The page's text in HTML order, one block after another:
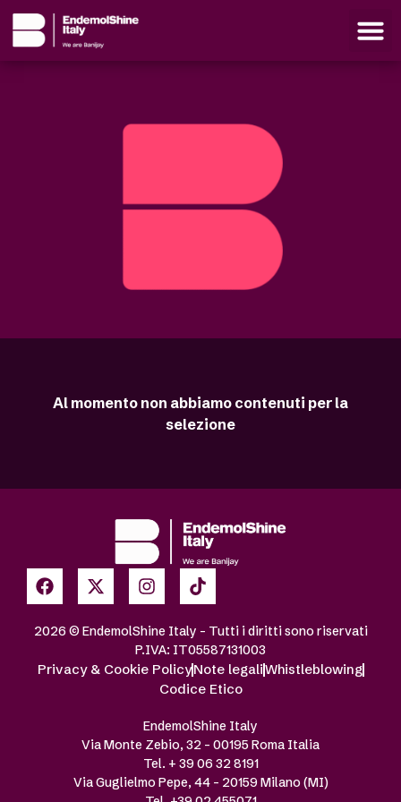
Al momento non abbiamo contenuti per la
selezione
2026 © EndemolShine Italy – Tutti i diritti sono riservati
P.IVA: IT05587131003
Privacy & Cookie PolicyNote legaliWhistleblowing
Codice Etico
EndemolShine Italy
Via Monte Zebio, 32 – 00195 Roma Italia
Tel. + 39 06 32 8191
Via Guglielmo Pepe, 44 – 20159 Milano (MI)